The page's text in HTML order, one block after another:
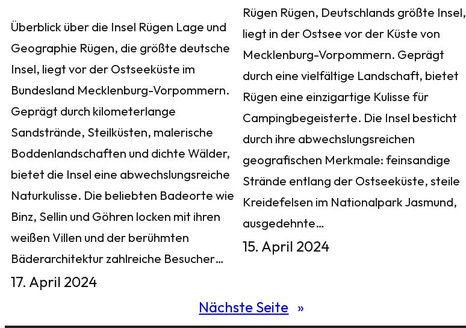
Überblick über die Insel Rügen Lage und
Geographie Rügen, die größte deutsche
Insel, liegt vor der Ostseeküste im
Bundesland Mecklenburg-Vorpommern.
Geprägt durch kilometerlange
Sandstrände, Steilküsten, malerische
Boddenlandschaften und dichte Wälder,
bietet die Insel eine abwechslungsreiche
Naturkulisse. Die beliebten Badeorte wie
Binz, Sellin und Göhren locken mit ihren
weißen Villen und der berühmten
Bäderarchitektur zahlreiche Besucher…
17. April 2024
Rügen Rügen, Deutschlands größte Insel,
liegt in der Ostsee vor der Küste von
Mecklenburg-Vorpommern. Geprägt
durch eine vielfältige Landschaft, bietet
Rügen eine einzigartige Kulisse für
Campingbegeisterte. Die Insel besticht
durch ihre abwechslungsreichen
geografischen Merkmale: feinsandige
Strände entlang der Ostseeküste, steile
Kreidefelsen im Nationalpark Jasmund,
ausgedehnte…
15. April 2024
Nächste Seite »